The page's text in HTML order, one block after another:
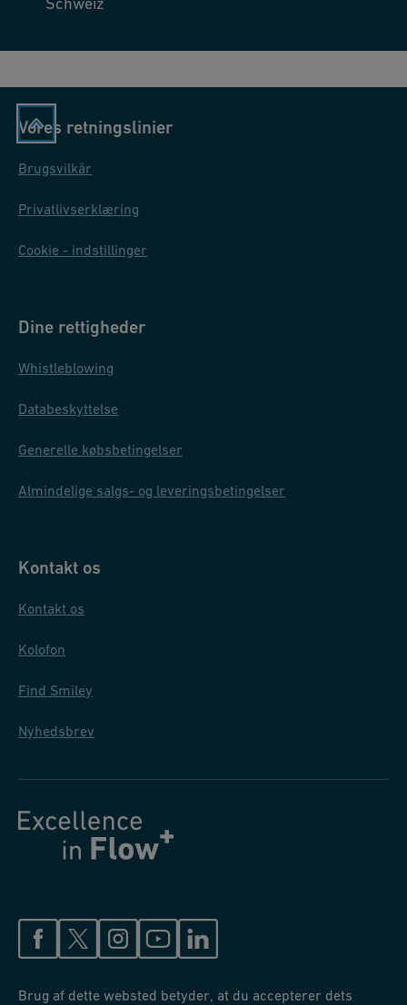
Vores retningslinier
Brugsvilkår
Privatlivserklæring
Cookie - indstillinger
Dine rettigheder
Whistleblowing
Databeskyttelse
Generelle købsbetingelser
Almindelige salgs- og leveringsbetingelser
Kontakt os
Kontakt os
Kolofon
Find Smiley
Nyhedsbrev
Brug af dette websted betyder, at du accepterer dets